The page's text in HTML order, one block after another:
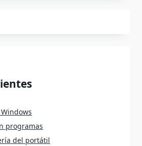
programas
del portátil